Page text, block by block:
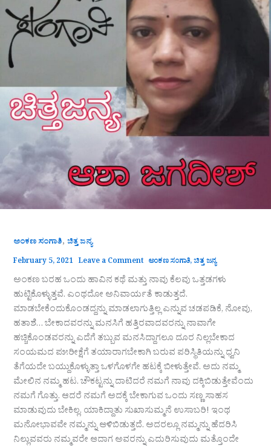
ಅಂಕಣ ಸಂಗಾತಿ, ಚಿತ್ತ ಜನ್ಯ
February 5, 2021 Leave a Comment ಅಂಕಣ ಸಂಗಾತಿ,ಚಿತ್ತ ಜನ್ಯ
ಅಂಕಣ ಬರಹ ಒಂದು ಹಾವಿನ ಕಥೆ ಮತ್ತು ನಾವು ಕೆಲವು ಒತ್ತಡಗಳು
ಹುಟ್ಟಿಕೊಳ್ಳುತ್ತವೆ. ಎಂಥದೋ ಅನಿವಾರ್ಯತೆ ಕಾಡುತ್ತದೆ.
ಮಾಡಬೇಕೆಂದುಕೊಂಡದ್ದನ್ನು ಮಾಡಲಾಗುತ್ತಿಲ್ಲ ಎನ್ನುವ ಚಡಪಡಿಕೆ, ನೋವು,
ಹತಾಶೆ… ಬೇಕಾದವರನ್ನು ಮನಸಿಗೆ ಹತ್ತಿರವಾದವರನ್ನು ನಾವಾಗೇ
ಹಚ್ಚಿಕೊಂಡವರನ್ನು ಎದೆಗೆ ತಬ್ಬುವ ಮನಸಿದ್ದಾಗಲೂ ದೂರ ನಿಲ್ಲಬೇಕಾದ
ಸಂಯಮದ ಪ೫ರೀಕ್ಷೆಗೆ ತಯಾರಾಗಬೇಕಾಗಿ ಬರುವ ಪರಿಸ್ಥಿತಿಯನ್ನು ಧ್ವನಿ
ತೆಗೆಯದೇ ಬಯ್ದುಕೊಳ್ಳುತ್ತಾ ಒಳಗೊಳಗೇ ಹಟಕ್ಕೆ ಬೀಳುತ್ತೇವೆ. ಅದು ನಮ್ಮ
ಮೇಲಿನ ನಮ್ಮ ಹಟ. ಚೌಕಟ್ಟನ್ನು ದಾಟಿದರೆ ನಮಗೆ ನಾವು ದಕ್ಕಿಬಿಡುತ್ತೇವೆಂದು
ನಮಗೆ ಗೊತ್ತು. ಆದರೆ ನಮಗೆ ಅದಕ್ಕೆ ಬೇಕಾಗುವ ಒಂದು ಸಣ್ಣ ಸಾಹಸ
ಮಾಡುವುದು ಬೇಕಿಲ್ಲ. ಯಾಕಿದ್ದಾತು ಸುಖಾಸುಮ್ಮನೆ ಉಸಾಬರಿ! ಇಂಥ
ಮನೋಭಾವವೇ ನಮ್ಮನ್ನು ಆಳಿಬಿಡುತ್ತದೆ. ಅದರಲ್ಲೂ ನಮ್ಮನ್ನು ಹೆದರಿಸಿ
ನಿಲ್ಲುವವರು ನಮ್ಮವರೇ ಆದಾಗ ಅವರನ್ನು ಎದುರಿಸುವುದು ಮತ್ತೊಂದೇ